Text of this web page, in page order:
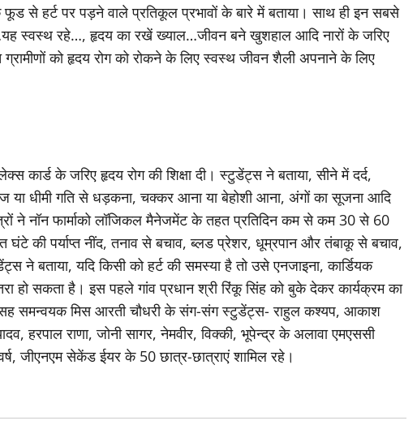
से हर्ट पर पड़ने वाले प्रतिकूल प्रभावों के बारे में बताया। साथ ही इन सबसे
स्वस्थ रहे…, हृदय का रखें ख्याल…जीवन बने खुशहाल आदि नारों के जरिए
को हृदय रोग को रोकने के लिए स्वस्थ जीवन शैली अपनाने के लिए
कार्ड के जरिए हृदय रोग की शिक्षा दी। स्टुडेंट्स ने बताया, सीने में दर्द,
या धीमी गति से धड़कना, चक्कर आना या बेहोशी आना, अंगों का सूजना आदि
ने नॉन फार्माको लॉजिकल मैनेजमेंट के तहत प्रतिदिन कम से कम 30 से 60
की पर्याप्त नींद, तनाव से बचाव, ब्लड प्रेशर, धूम्रपान और तंबाकू से बचाव,
बताया, यदि किसी को हर्ट की समस्या है तो उसे एनजाइना, कार्डियक
हो सकता है। इस पहले गांव प्रधान श्री रिंकू सिंह को बुके देकर कार्यक्रम का
समन्वयक मिस आरती चौधरी के संग-संग स्टुडेंट्स- राहुल कश्यप, आकाश
हरपाल राणा, जोनी सागर, नेमवीर, विक्की, भूपेन्द्र के अलावा एमएससी
जीएनएम सेकेंड ईयर के 50 छात्र-छात्राएं शामिल रहे।